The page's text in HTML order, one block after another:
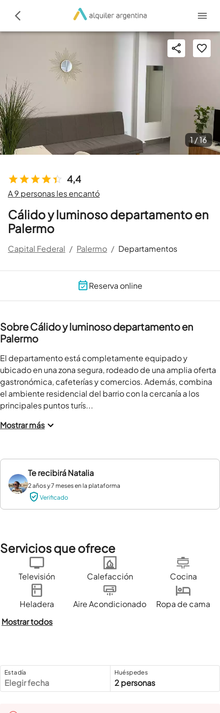
4,4
A 9 personas les encantó
Cálido y luminoso departamento en
Palermo
Capital Federal / Palermo / Departamentos
1 /16
Reserva online
Sobre Cálido y luminoso departamento en
Palermo
El departamento está completamente equipado y
ubicado en una zona segura, rodeado de una amplia oferta
gastronómica, cafeterías y comercios. Además, combina
el ambiente residencial del barrio con la cercanía a los
principales puntos turís...
Mostrar más
Te recibiráNatalia
2 años y 7 meses en la plataforma
Verificado
Servicios que ofrece
Televisión Calefacción Cocina
Heladera Aire Acondicionado
Ropa de cama
Mostrar todos
Estadía
Elegir fecha
Huéspedes
2 personas